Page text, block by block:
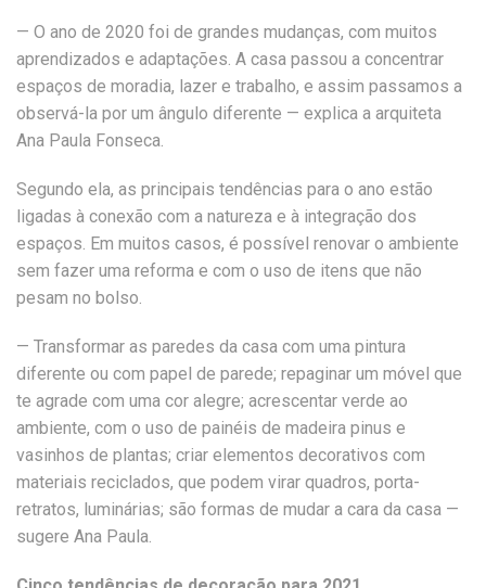
— O ano de 2020 foi de grandes mudanças, com muitos
aprendizados e adaptações. A casa passou a concentrar
espaços de moradia, lazer e trabalho, e assim passamos a
observá-la por um ângulo diferente — explica a arquiteta
Ana Paula Fonseca.
Segundo ela, as principais tendências para o ano estão
ligadas à conexão com a natureza e à integração dos
espaços. Em muitos casos, é possível renovar o ambiente
sem fazer uma reforma e com o uso de itens que não
pesam no bolso.
— Transformar as paredes da casa com uma pintura
diferente ou com papel de parede; repaginar um móvel que
te agrade com uma cor alegre; acrescentar verde ao
ambiente, com o uso de painéis de madeira pinus e
vasinhos de plantas; criar elementos decorativos com
materiais reciclados, que podem virar quadros, porta-
retratos, luminárias; são formas de mudar a cara da casa —
sugere Ana Paula.